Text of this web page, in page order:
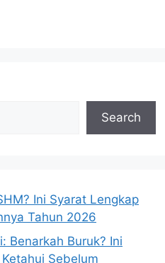
Search
Ini Syarat Lengkap
Tahun 2026
Benarkah Buruk? Ini
Sebelum